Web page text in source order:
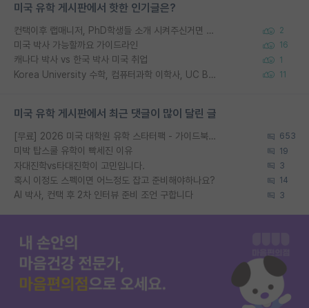
미국 유학 게시판에서 핫한 인기글은?
컨택이후 랩매니저, PhD학생들 소개 시켜주신거면 거의 컨펌에 가깝나요? 2
미국 박사 가능할까요 가이드라인 16
캐나다 박사 vs 한국 박사 미국 취업 1
Korea University 수학, 컴퓨터과학 이학사, UC Berkeley 산업공학 대학원 공학박사가 되는 것은 쉽지 않겠죠? 11
미국 유학 게시판에서 최근 댓글이 많이 달린 글
[무료] 2026 미국 대학원 유학 스타터팩 - 가이드북 & 합격자 컨택메일 템플릿 653
미박 탑스쿨 유학이 빡세진 이유 19
자대진학vs타대진학이 고민입니다. 3
혹시 이정도 스펙이면 어느정도 잡고 준비해야하나요? 14
AI 박사, 컨택 후 2차 인터뷰 준비 조언 구합니다 3